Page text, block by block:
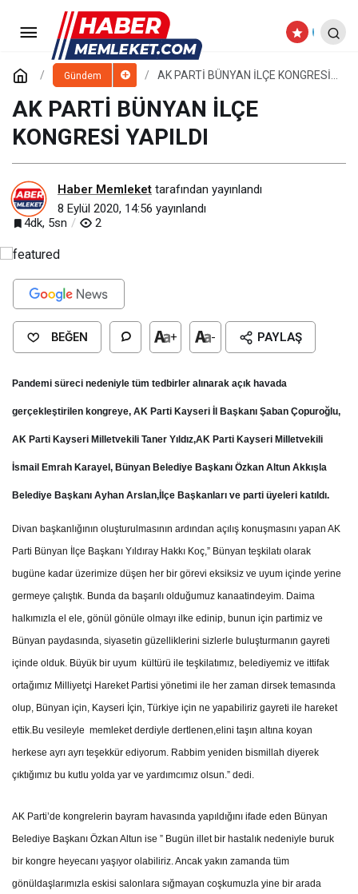
Gündem
AK PARTİ BÜNYAN İLÇE KONGRESİ
AK PARTİ BÜNYAN İLÇE
KONGRESİ YAPILDI
Haber Memleket tarafından yayınlandı
8 Eylül 2020, 14:56 yayınlandı
4dk, 5sn
2
BEĞEN + - PAYLAŞ
Pandemi süreci nedeniyle tüm tedbirler alınarak açık havada
gerçekleştirilen kongreye, AK Parti Kayseri İl Başkanı Şaban Çopuroğlu,
AK Parti Kayseri Milletvekili Taner Yıldız,AK Parti Kayseri Milletvekili
İsmail Emrah Karayel, Bünyan Belediye Başkanı Özkan Altun Akkışla
Belediye Başkanı Ayhan Arslan,İlçe Başkanları ve parti üyeleri katıldı.
Divan başkanlığının oluşturulmasının ardından açılış konuşmasını yapan AK
Parti Bünyan İlçe Başkanı Yıldıray Hakkı Koç,” Bünyan teşkilatı olarak
bugüne kadar üzerimize düşen her bir görevi eksiksiz ve uyum içinde yerine
germeye çalıştık. Bunda da başarılı olduğumuz kanaatindeyim. Daima
halkımızla el ele, gönül gönüle olmayı ilke edinip, bunun için partimiz ve
Bünyan paydasında, siyasetin güzelliklerini sizlerle buluşturmanın gayreti
içinde olduk. Büyük bir uyum kültürü ile teşkilatımız, belediyemiz ve ittifak
ortağımız Milliyetçi Hareket Partisi yönetimi ile her zaman dirsek temasında
olup, Bünyan için, Kayseri İçin, Türkiye için ne yapabiliriz gayreti ile hareket
ettik.Bu vesileyle memleket derdiyle dertlenen,elini taşın altına koyan
herkese ayrı ayrı teşekkür ediyorum. Rabbim yeniden bismillah diyerek
çıktığımız bu kutlu yolda yar ve yardımcımız olsun.” dedi.
AK Parti’de kongrelerin bayram havasında yapıldığını ifade eden Bünyan
Belediye Başkanı Özkan Altun ise ” Bugün illet bir hastalık nedeniyle buruk
bir kongre heyecanı yaşıyor olabiliriz. Ancak yakın zamanda tüm
gönüldaşlarımızla eskisi salonlara sığmayan coşkumuzla yine bir arada
KOCASİNAN’DA SAĞLIK
ÇALIŞANLARINA BEREKETİN SİMGESİ
AŞURE İKRAM EDİLDİ
Yorum Yap